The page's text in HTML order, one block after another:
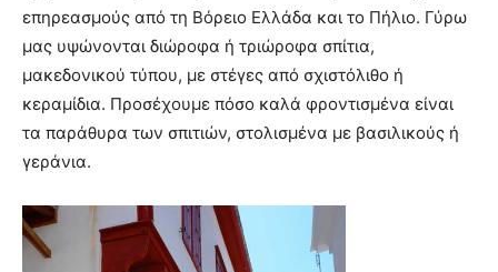
επηρεασμούς από τη Βόρειο Ελλάδα και το Πήλιο. Γύρω
μας υψώνονται διώροφα ή τριώροφα σπίτια,
μακεδονικού τύπου, με στέγες από σχιστόλιθο ή
κεραμίδια. Προσέχουμε πόσο καλά φροντισμένα είναι
τα παράθυρα των σπιτιών, στολισμένα με βασιλικούς ή
γεράνια.